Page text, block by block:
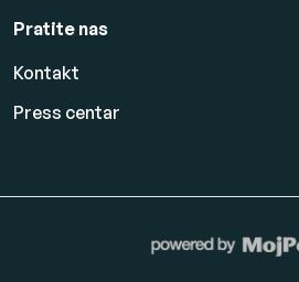
Pratite nas
Kontakt
Press centar